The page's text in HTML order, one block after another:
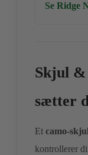
Se Ridge
Skjul &
sætter
Et
kontrollerer